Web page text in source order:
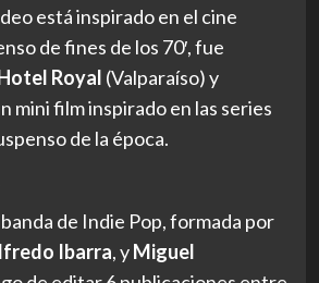
está inspirado en el cine
de fines de los 70′, fue
Royal (Valparaíso) y
mini film inspirado en las series
de la época.
de Indie Pop, formada por
Ibarra, yMiguel